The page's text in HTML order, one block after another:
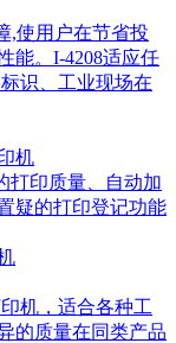
,使用户在节省投
能。I-4208适应任
识、工业现场在
打印质量、自动加
疑的打印登记功能
机，适合各种工
的质量在同类产品